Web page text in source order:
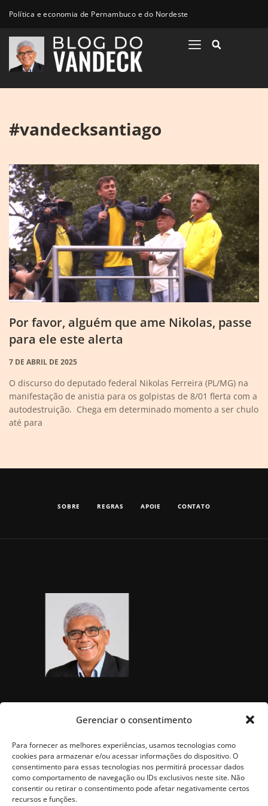
Gerenciar o consentimento
Para fornecer as melhores experiências, usamos tecnologias como
cookies para armazenar e/ou acessar informações do dispositivo. O
consentimento para essas tecnologias nos permitirá processar dados
como comportamento de navegação ou IDs exclusivos neste site. Não
consentir ou retirar o consentimento pode afetar negativamente certos
recursos e funções.
Política e economia de Pernambuco e do Nordeste
#vandecksantiago
Por favor, alguém que ame Nikolas, passe
para ele este alerta
7 DE ABRIL DE 2025
O discurso do deputado federal Nikolas Ferreira (PL/MG) na
manifestação de anistia para os golpistas de 8/01 flerta com a
autodestruição. Chega em determinado momento a ser chulo
até para
SOBRE REGRAS APOIE CONTATO